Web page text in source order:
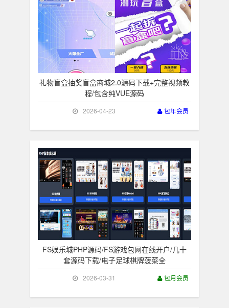
礼物盲盒抽奖盲盒商城2.0源码下载+完整视频教
程/包含纯VUE源码
2026-04-23 包年会员
FS娱乐城PHP源码/FS游戏包网在线开户/几十
套源码下载/电子足球棋牌菠菜全
2026-03-31 包月会员